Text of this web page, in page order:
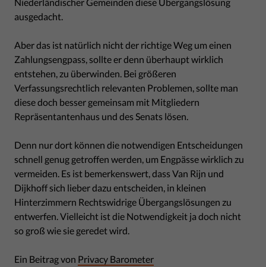
ausgedacht.
Aber das ist natürlich nicht der richtige Weg um einen
Zahlungsengpass, sollte er denn überhaupt wirklich
entstehen, zu überwinden. Bei größeren
Verfassungsrechtlich relevanten Problemen, sollte man
diese doch besser gemeinsam mit Mitgliedern
Repräsentantenhaus und des Senats lösen.
Denn nur dort können die notwendigen Entscheidungen
schnell genug getroffen werden, um Engpässe wirklich zu
vermeiden. Es ist bemerkenswert, dass Van Rijn und
Dijkhoff sich lieber dazu entscheiden, in kleinen
Hinterzimmern Rechtswidrige Übergangslösungen zu
entwerfen. Vielleicht ist die Notwendigkeit ja doch nicht
so groß wie sie geredet wird.
Ein Beitrag von Privacy Barometer